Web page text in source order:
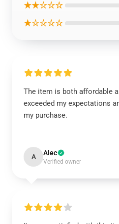
★★☆☆☆
★☆☆☆☆
The item is both affordable
exceeded my expectations
my purchase.
A Alec
Verified owner